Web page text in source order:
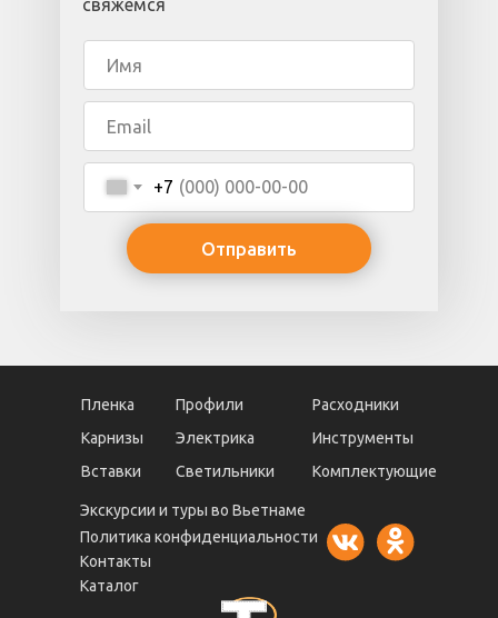
+7
Отправить
свяжемся
Пленка Профили
Вставки Комплектующие
Светильники
Карнизы Электрика Инструменты
Политика конфиденциальности
Экскурсии и туры во Вьетнаме
Каталог
Контакты
Расходники